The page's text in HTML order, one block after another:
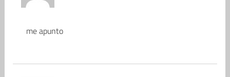
me apunto